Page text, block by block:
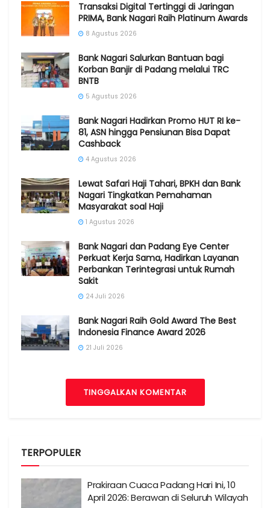
Transaksi Digital Tertinggi di Jaringan
PRIMA, Bank Nagari Raih Platinum Awards
8 Agustus 2026
Bank Nagari Salurkan Bantuan bagi
Korban Banjir di Padang melalui TRC
BNTB
5 Agustus 2026
Bank Nagari Hadirkan Promo HUT RI ke-
81, ASN hingga Pensiunan Bisa Dapat
Cashback
4 Agustus 2026
Lewat Safari Haji Tahari, BPKH dan Bank
Nagari Tingkatkan Pemahaman
Masyarakat soal Haji
1 Agustus 2026
Bank Nagari dan Padang Eye Center
Perkuat Kerja Sama, Hadirkan Layanan
Perbankan Terintegrasi untuk Rumah
Sakit
24 Juli 2026
Bank Nagari Raih Gold Award The Best
Indonesia Finance Award 2026
21 Juli 2026
TINGGALKAN KOMENTAR
TERPOPULER
Prakiraan Cuaca Padang Hari Ini, 10
April 2026: Berawan di Seluruh Wilayah